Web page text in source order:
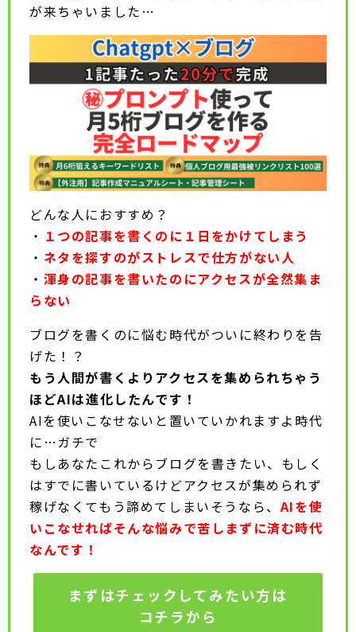
が来ちゃいました…
どんな人におすすめ？
・ １つの記事を書くのに１日をかけてしまう
・ ネタを探すのがストレスで仕方がない人
・ 渾身の記事を書いたのにアクセスが全然集ま
らない
ブログを書くのに悩む時代がついに終わりを告
げた！？
もう人間が書くよりアクセスを集められちゃう
ほどAIは進化したんです！
AIを使いこなせないと置いていかれますよ時代
に…ガチで
もしあなたこれからブログを書きたい、もしく
はすでに書いているけどアクセスが集められず
稼げなくてもう諦めてしまいそうなら、 AIを使
いこなせればそんな悩みで苦しまずに済む時代
なんです！
まずはチェックしてみたい方は
コチラから